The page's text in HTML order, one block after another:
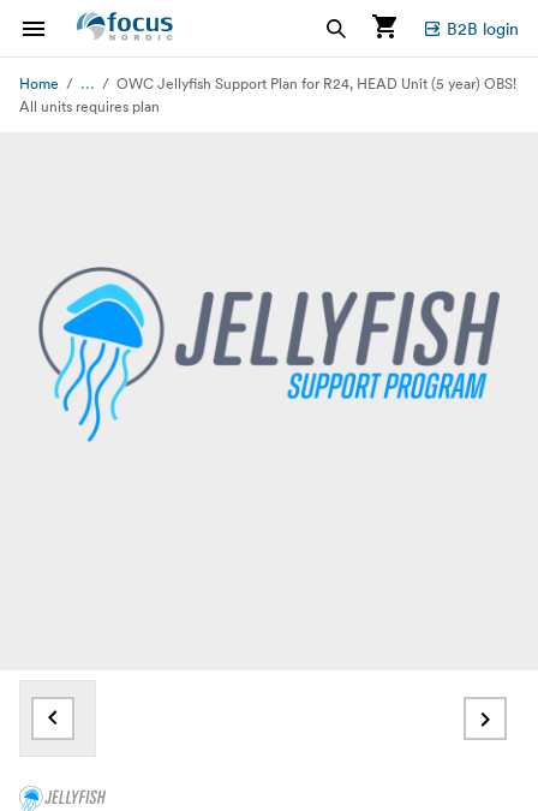
B2B login
Home ...
OWC Jellyfish Support Plan for R24, HEAD Unit (5 year) OBS!
All units requires plan